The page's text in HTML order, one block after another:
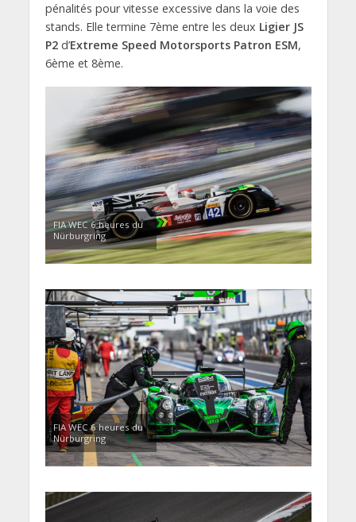
pénalités pour vitesse excessive dans la voie des
stands. Elle termine 7ème entre les deux Ligier JS
P2d’Extreme Speed Motorsports Patron ESM,
6ème et 8ème.
FIA WEC 6 heures du
Nürburgring
FIA WEC 6 heures du
Nürburgring